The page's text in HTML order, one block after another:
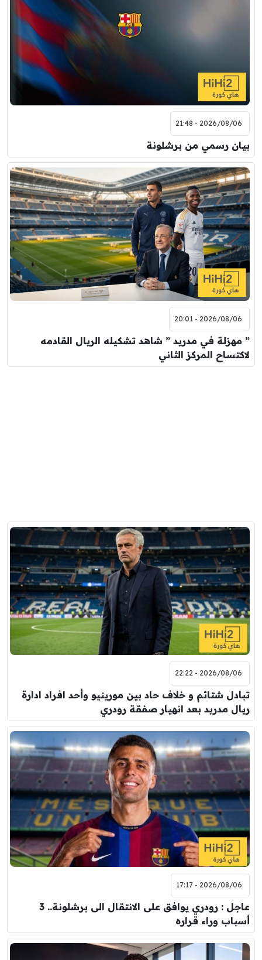
2026/08/06 - 21:48
بيان رسمي من برشلونة
2026/08/06 - 20:01
” مهزلة في مدريد ” شاهد تشكيله الريال القادمه
لاكتساح المركز الثاني
2026/08/06 - 22:22
تبادل شتائم و خلاف حاد بين مورينيو وأحد افراد ادارة
ريال مدريد بعد انهيار صفقة رودري
2026/08/06 - 17:17
عاجل : رودري يوافق على الانتقال الى برشلونة.. 3
أسباب وراء قراره